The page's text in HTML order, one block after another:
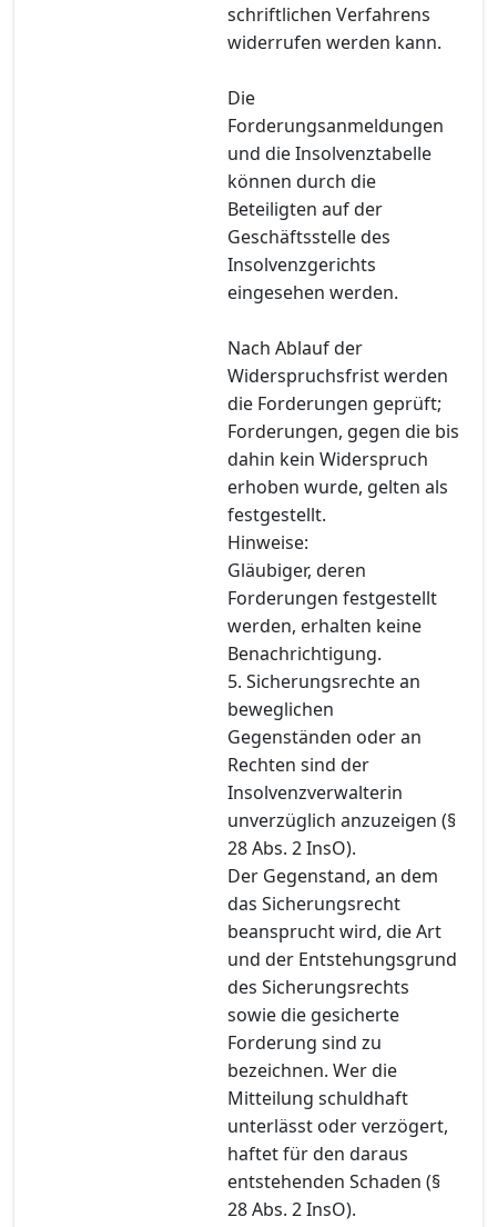
schriftlichen Verfahrens
widerrufen werden kann.
Die
Forderungsanmeldungen
und die Insolvenztabelle
können durch die
Beteiligten auf der
Geschäftsstelle des
Insolvenzgerichts
eingesehen werden.
Nach Ablauf der
Widerspruchsfrist werden
die Forderungen geprüft;
Forderungen, gegen die bis
dahin kein Widerspruch
erhoben wurde, gelten als
festgestellt.
Hinweise:
Gläubiger, deren
Forderungen festgestellt
werden, erhalten keine
Benachrichtigung.
5. Sicherungsrechte an
beweglichen
Gegenständen oder an
Rechten sind der
Insolvenzverwalterin
unverzüglich anzuzeigen (§
28 Abs. 2 InsO).
Der Gegenstand, an dem
das Sicherungsrecht
beansprucht wird, die Art
und der Entstehungsgrund
des Sicherungsrechts
sowie die gesicherte
Forderung sind zu
bezeichnen. Wer die
Mitteilung schuldhaft
unterlässt oder verzögert,
haftet für den daraus
entstehenden Schaden (§
28 Abs. 2 InsO).